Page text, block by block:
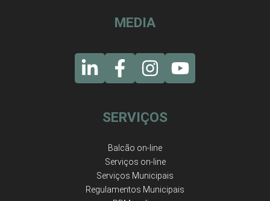
MEDIA
SERVIÇOS
Balcão on-line
Serviços on-line
Serviços Municipais
Regulamentos Municipais